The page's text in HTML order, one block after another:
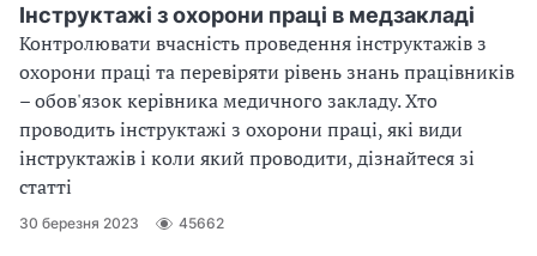
Інструктажі з охорони праці в медзакладі
Контролювати вчасність проведення інструктажів з
охорони праці та перевіряти рівень знань працівників
– обов'язок керівника медичного закладу. Хто
проводить інструктажі з охорони праці, які види
інструктажів і коли який проводити, дізнайтеся зі
статті
30 березня 2023 45662